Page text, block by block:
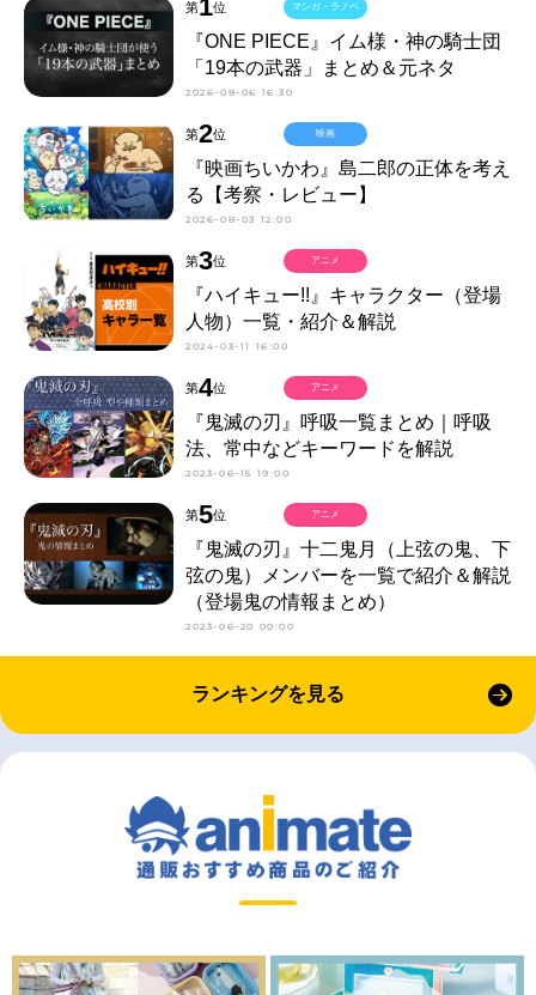
第1位
『ONE PIECE』イム様・神の騎士団
「19本の武器」まとめ＆元ネタ
2026-08-06 16:30
マンガ・ラノベ
第2位
『映画ちいかわ』島二郎の正体を考え
る【考察・レビュー】
2026-08-03 12:00
映画
第3位
『ハイキュー!!』キャラクター（登場
人物）一覧・紹介＆解説
2024-03-11 16:00
アニメ
第4位
『鬼滅の刃』呼吸一覧まとめ｜呼吸
法、常中などキーワードを解説
2023-06-15 19:00
アニメ
第5位
『鬼滅の刃』十二鬼月（上弦の鬼、下
弦の鬼）メンバーを一覧で紹介＆解説
（登場鬼の情報まとめ）
2023-06-20 00:00
アニメ
ランキングを見る